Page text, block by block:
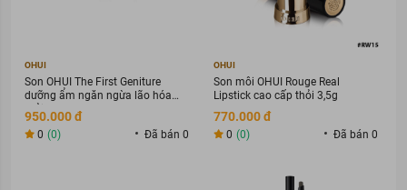
OHUI
Son OHUI The First Geniture
dưỡng ẩm ngăn ngừa lão hóa
thỏi 3,8g
950.000 đ
0 (0) Đã bán 0
OHUI
Son môi OHUI Rouge Real
Lipstick cao cấp thỏi 3,5g
770.000 đ
0 (0) Đã bán 0